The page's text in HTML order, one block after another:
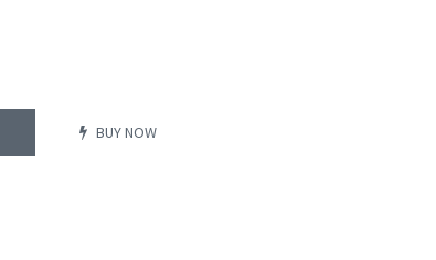
BUY NOW